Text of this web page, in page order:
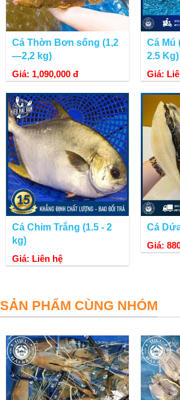
Cá Thờn Bơn sống (1,2
—2,2 kg)
Giá: 1,090,000 đ
Cá Mú
2.5 Kg)
Giá:
Cá Chim Trắng (1.5 - 2
kg)
Giá: Liên hệ
Cá
Giá:
SẢN PHẨM CÙNG NHÓM